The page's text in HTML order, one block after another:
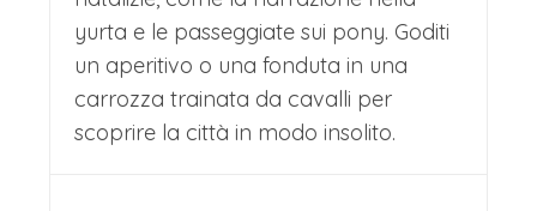
yurta e le passeggiate sui pony. Goditi
un aperitivo o una fonduta in una
carrozza trainata da cavalli per
scoprire la città in modo insolito.